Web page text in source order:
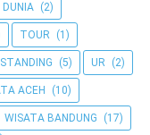
(2)
TOUR (1)
(5) UR (2)
ACEH (10)
WISATA BANDUNG (17)